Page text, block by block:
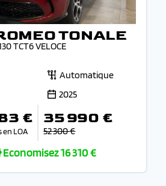
TONALE
TCT6 VELOCE
Automatique
2025
€
en LOA
35 990 €
52 300 €
Economisez16 310 €